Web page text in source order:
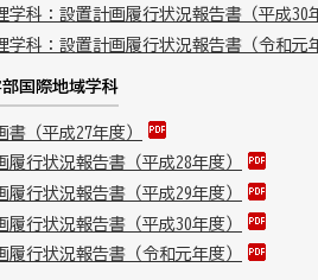
学科：設置計画履行状況報告書（平成30
学科：設置計画履行状況報告書（令和元
国際地域学科
書（平成27年度）
履行状況報告書（平成28年度）
履行状況報告書（平成29年度）
履行状況報告書（平成30年度）
履行状況報告書（令和元年度）